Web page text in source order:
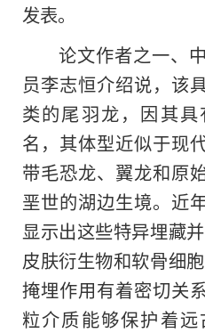
发表。
论文作者之一、
员李志恒介绍说，该
类的尾羽龙，因其
名，其体型近似于现
带毛恐龙、翼龙和原
垩世的湖边生境。近
显示出这些特异埋藏
皮肤衍生物和软骨细
掩埋作用有着密切关
粒介质能够保护着